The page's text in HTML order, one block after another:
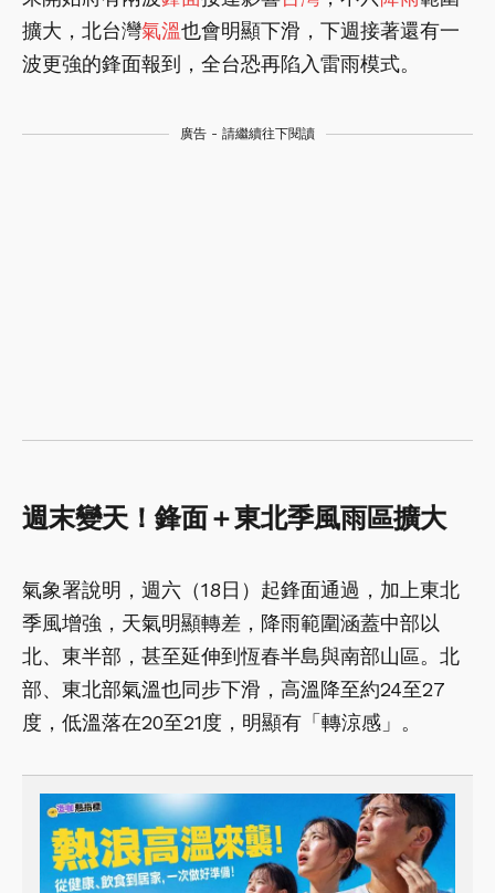
擴大，北台灣氣溫也會明顯下滑，下週接著還有一
波更強的鋒面報到，全台恐再陷入雷雨模式。
廣告 - 請繼續往下閱讀
週末變天！鋒面＋東北季風雨區擴大
氣象署說明，週六（18日）起鋒面通過，加上東北
季風增強，天氣明顯轉差，降雨範圍涵蓋中部以
北、東半部，甚至延伸到恆春半島與南部山區。北
部、東北部氣溫也同步下滑，高溫降至約24至27
度，低溫落在20至21度，明顯有「轉涼感」。